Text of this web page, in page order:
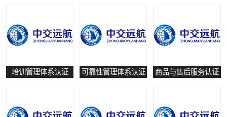
培训管理体系认证 可靠性管理体系认证 商品与售后服务认证